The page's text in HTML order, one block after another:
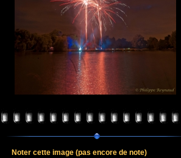
Noter cette image (pas encore de note)